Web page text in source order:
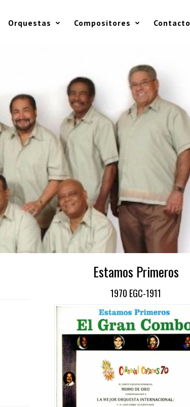
Orquestas Compositores Contacto
Estamos Primeros
1970 EGC-1911